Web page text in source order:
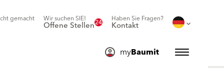
gemacht Wir suchen SIE!
Offene Stellen24 Haben Sie Fragen?
Kontakt
myBaumit